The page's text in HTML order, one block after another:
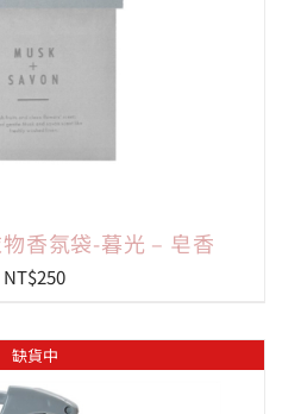
香氛袋-暮光 – 皂香
NT$250
缺貨中